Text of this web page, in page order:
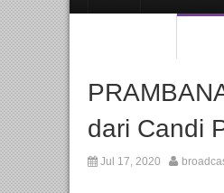
dari Candi
Jul 17, 2020